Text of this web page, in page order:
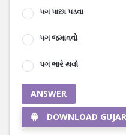
પગ પાછા પડવા
પગ જમાવવો
પગ ભારે થવો
ANSWER
DOWNLOAD